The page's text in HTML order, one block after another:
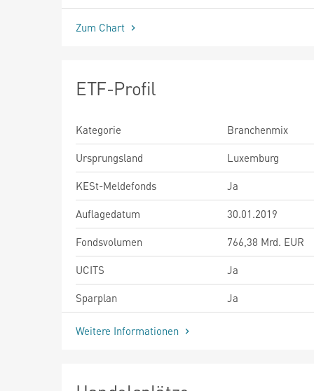
seit Beginn
Zum Chart
ETF-Profil
Kategorie
Branchenmix
Ursprungsland
Luxemburg
KESt-Meldefonds
Ja
Auflagedatum
30.01.2019
Fondsvolumen
766,38 Mrd. EUR
UCITS
Ja
Sparplan
Ja
Weitere Informationen